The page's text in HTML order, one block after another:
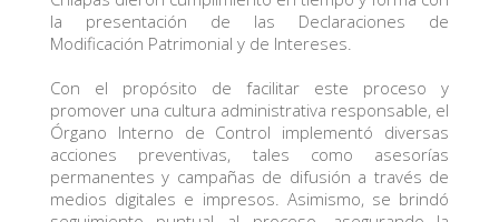
la presentación de las Declaraciones de
Modificación Patrimonial y de Intereses.
Con el propósito de facilitar este proceso y
promover una cultura administrativa responsable, el
Órgano Interno de Control implementó diversas
acciones preventivas, tales como asesorías
permanentes y campañas de difusión a través de
medios digitales e impresos. Asimismo, se brindó